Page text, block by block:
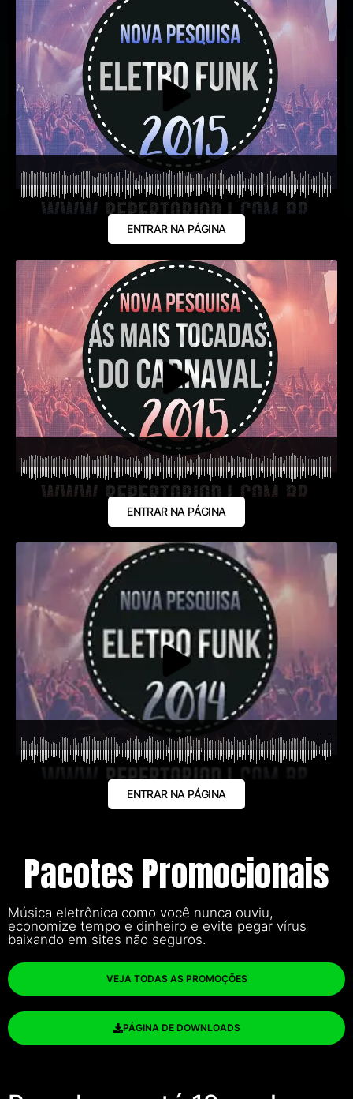
ENTRAR NA PÁGINA
ENTRAR NA PÁGINA
ENTRAR NA PÁGINA
Pacotes Promocionais
Música eletrônica como você nunca ouviu,
economize tempo e dinheiro e evite pegar vírus
baixando em sites não seguros.
VEJA TODAS AS PROMOÇÕES
PÁGINA DE DOWNLOADS